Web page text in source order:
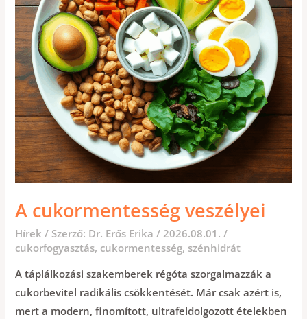
A cukormentesség veszélyei
Hírek / Szerző: Dr. Erős Erika/ 2026.08.01./
cukorfogyasztás, cukormentesség, szénhidrát
A táplálkozási szakemberek régóta szorgalmazzák a
cukorbevitel radikális csökkentését. Már csak azért is,
mert a modern, finomított, ultrafeldolgozott ételekben